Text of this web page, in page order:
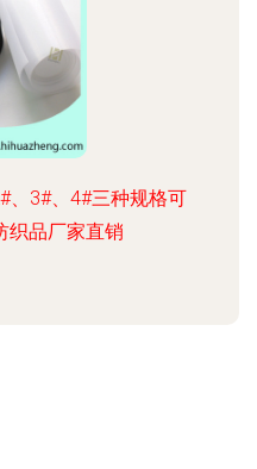
、3#、4#三种规格可
织品厂家直销